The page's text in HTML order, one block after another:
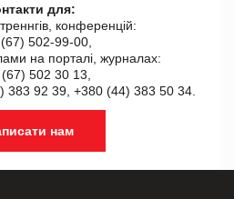
для:
конференцій:
502-99-00,
на порталі, журналах:
502 30 13,
383 92 39, +380 (44) 383 50 34.
нам